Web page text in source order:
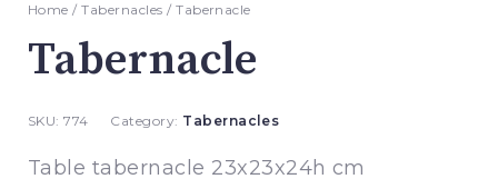
Home /Tabernacles / Tabernacle
Tabernacle
SKU:774 Category: Tabernacles
Table tabernacle 23x23x24h cm